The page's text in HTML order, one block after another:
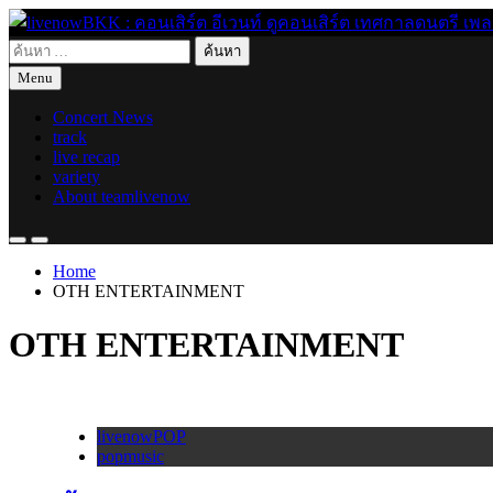
Skip
to
content
livenowBKK : คอนเสิร์ต อีเวนท์ ดูคอนเสิร์ต เทศกาลดนตรี เพลง
live for today
ค้นหา
สำหรับ:
Menu
Concert News
track
live recap
variety
About teamlivenow
Home
OTH ENTERTAINMENT
OTH ENTERTAINMENT
livenowPOP
popmusic